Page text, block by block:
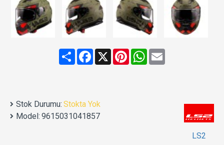
ShareFacebook
X PinterestWhatsApp
Email
Stok Durumu: Stokta Yok
Model: 9615031041857
LS2